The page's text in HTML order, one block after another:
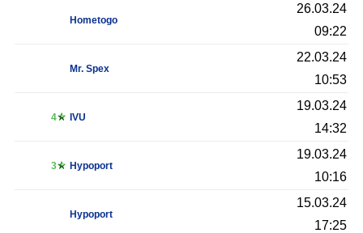
Hometogo
26.03.24
09:22
Mr. Spex
22.03.24
10:53
4 IVU
19.03.24
14:32
3 Hypoport
19.03.24
10:16
Hypoport
15.03.24
17:25